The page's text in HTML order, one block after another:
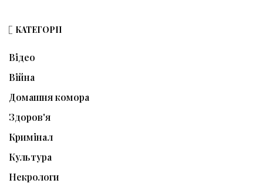
КАТЕГОРІЇ
Відео
Війна
Домашня комора
Здоров'я
Кримінал
Культура
Некрологи